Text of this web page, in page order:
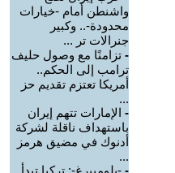
واشنطن أمام -خيارات
محدودة-.. وكبير
جنرالات تر ...
- تزامنًا مع وصول حليف
ترامب إلى الحكم..
أمريكا تعتزم تقديم حز
...
- الإمارات تتهم إيران
باستهداف ناقلة لشركة
أدنوك في مضيق هرمز
...
- -بلومبيرغ-: تركيا تبدأ